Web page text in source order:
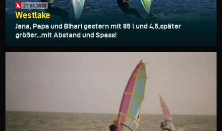
21.04.2020
Westlake
Jana, Papa und Bihari gestern mit 85 l und 4,5,später
größer...mit Abstand und Spass!